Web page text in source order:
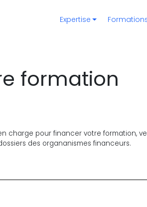
Expertise
formation
charge pour financer votre formation,
des organanismes financeurs.